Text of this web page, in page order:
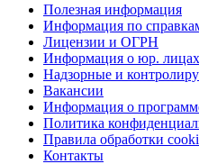
Полезная информация
Информация по
Лицензии и ОГРН
Информация о юр. лицах
Надзорные и
Вакансии
Информация о
Политика
Правила обработки
Контакты